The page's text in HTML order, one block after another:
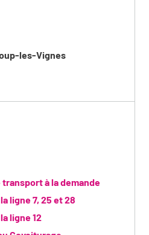
les-Vignes
transport à la demande
ligne 7, 25 et 28
ligne 12